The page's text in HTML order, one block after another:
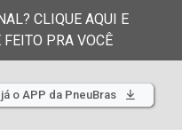
CLIQUE AQUI E
PRA VOCÊ
o APP da PneuBras